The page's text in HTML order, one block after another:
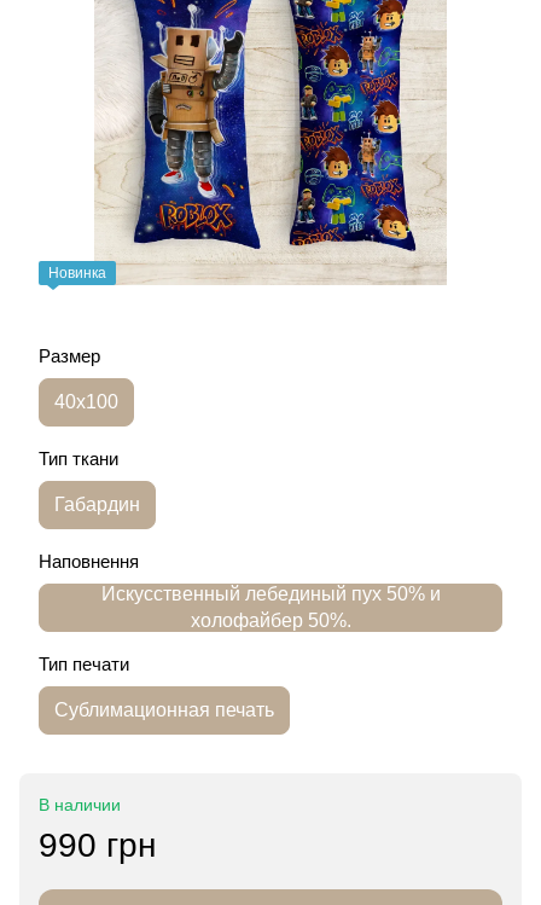
Новинка
Размер
40х100
Тип ткани
Габардин
Наповнення
Искусственный лебединый пух 50% и
холофайбер 50%.
Тип печати
Сублимационная печать
В наличии
990 грн